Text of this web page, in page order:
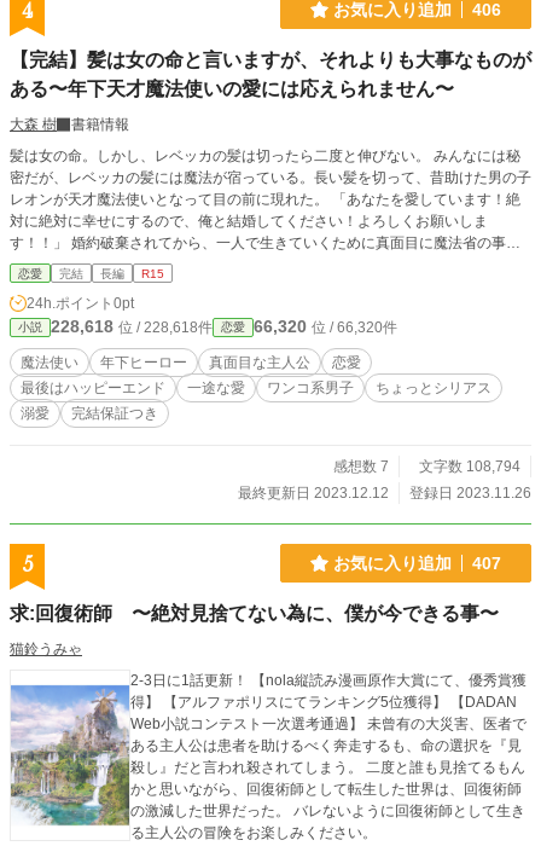
4 お気に入り追加 406
【完結】髪は女の命と言いますが、それよりも大事なものが
ある〜年下天才魔法使いの愛には応えられません〜
大森 樹
書籍情報
髪は女の命。しかし、レベッカの髪は切ったら二度と伸びない。 みんなには秘
密だが、レベッカの髪には魔法が宿っている。長い髪を切って、昔助けた男の子
レオンが天才魔法使いとなって目の前に現れた。 「あなたを愛しています！絶
対に絶対に幸せにするので、俺と結婚してください！よろしくお願いしま
す！！」 婚約破棄されてから、一人で生きていくために真面目に魔法省の事務
員として働いていたレベッカ。天才魔法使いとして入団してきた新人レオンに急
に告白されるが、それを拒否する。しかし彼は全く諦める気配はない。 「レベ
ッカさん！レベッカさん！」とまとわりつくレオンを迷惑に思いながらも、スト
レートに愛を伝えてくる彼に次第に心惹かれていく…….。しかし、レベッカは
レオンの気持ちに答えられないある理由があった。 年上訳あり真面目ヒロイン×
年下可愛い系一途なヒーローの年の差ラブストーリーです。
恋愛 完結 長編 R15
24h.ポイント 0pt
小説 228,618 位 / 228,618件 恋愛 66,320 位 / 66,320件
魔法使い 年下ヒーロー 真面目な主人公
恋愛
最後はハッピーエンド
一途な愛 ワンコ系男子
ちょっとシリアス
溺愛
完結保証つき
感想数 7
文字数 108,794
最終更新日 2023.12.12
登録日 2023.11.26
5 お気に入り追加 407
求:回復術師 〜絶対見捨てない為に、僕が今できる事〜
猫鈴うみゃ
2-3日に1話更新！ 【nola縦読み漫画原作大賞にて、優秀賞獲
得】 【アルファポリスにてランキング5位獲得】 【DADAN
Web小説コンテスト一次選考通過】 未曾有の大災害、医者で
ある主人公は患者を助けるべく奔走するも、命の選択を『見
殺し』だと言われ殺されてしまう。 二度と誰も見捨てるもん
かと思いながら、回復術師として転生した世界は、回復術師
の激減した世界だった。 バレないように回復術師として生き
る主人公の冒険をお楽しみください。